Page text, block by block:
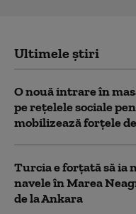
Ultimele știri
O nouă intrare în
pe rețelele sociale
mobilizează forțele
Turcia e forțată să ia
navele în Marea
de la Ankara